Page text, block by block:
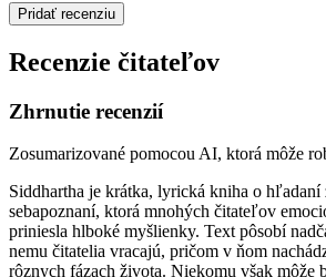
Pridať recenziu
Recenzie čitateľov
Zhrnutie recenzií
Zosumarizované pomocou AI, ktorá môže
Siddhartha je krátka, lyrická kniha o hľadaní
sebapoznaní, ktorá mnohých čitateľov
priniesla hlboké myšlienky. Text pôsobí
nemu čitatelia vracajú, pričom v ňom
rôznych fázach života. Niekomu však môže